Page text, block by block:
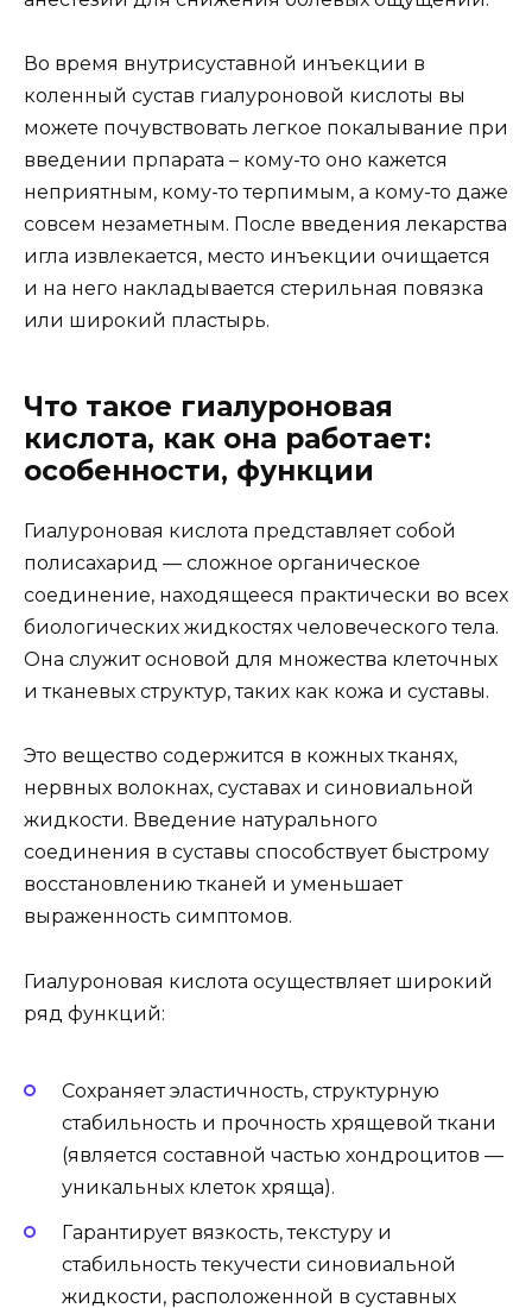
Во время внутрисуставной инъекции в
коленный сустав гиалуроновой кислоты вы
можете почувствовать легкое покалывание при
введении прпарата – кому-то оно кажется
неприятным, кому-то терпимым, а кому-то даже
совсем незаметным. После введения лекарства
игла извлекается, место инъекции очищается
и на него накладывается стерильная повязка
или широкий пластырь.
Что такое гиалуроновая
кислота, как она работает:
особенности, функции
Гиалуроновая кислота представляет собой
полисахарид — сложное органическое
соединение, находящееся практически во всех
биологических жидкостях человеческого тела.
Она служит основой для множества клеточных
и тканевых структур, таких как кожа и суставы.
Это вещество содержится в кожных тканях,
нервных волокнах, суставах и синовиальной
жидкости. Введение натурального
соединения в суставы способствует быстрому
восстановлению тканей и уменьшает
выраженность симптомов.
Гиалуроновая кислота осуществляет широкий
ряд функций:
Сохраняет эластичность, структурную
стабильность и прочность хрящевой ткани
(является составной частью хондроцитов —
уникальных клеток хряща).
Гарантирует вязкость, текстуру и
стабильность текучести синовиальной
жидкости, расположенной в суставных